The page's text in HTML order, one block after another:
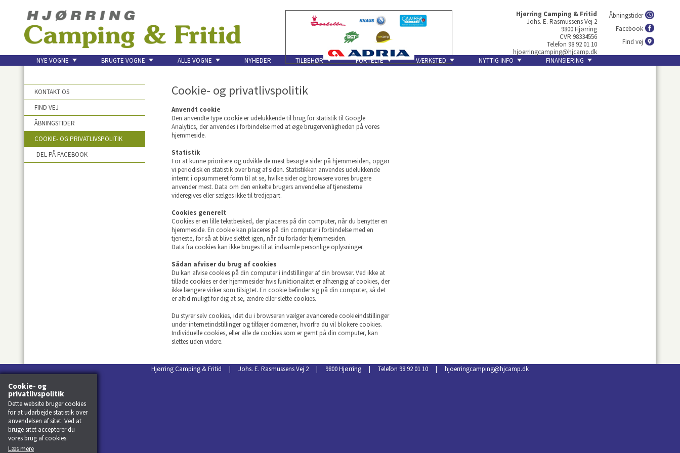
Hjørring Camping & Fritid
Johs. E. Rasmussens Vej 2
9800 Hjørring
CVR 98334556
Telefon 98 92 01 10
hjoerringcamping@hjcamp.dk
Åbningstider
Facebook
Find vej
NYE VOGNE BRUGTE VOGNE ALLE VOGNE NYHEDER TILBEHØR FORTELTE VÆRKSTED NYTTIG INFO
FINANSIERING
KONTAKT OS
FIND VEJ
ÅBNINGSTIDER
COOKIE- OG PRIVATLIVSPOLITIK
DEL PÅ FACEBOOK
Cookie- og privatlivspolitik
Anvendt cookie
Den anvendte type cookie er udelukkende til brug for statistik til Google
Analytics, der anvendes i forbindelse med at øge brugervenligheden på vores
hjemmeside.
Statistik
For at kunne prioritere og udvikle de mest besøgte sider på hjemmesiden, opgør
vi periodisk en statistik over brug af siden. Statistikken anvendes udelukkende
internt i opsummeret form til at se, hvilke sider og browsere vores brugere
anvender mest. Data om den enkelte brugers anvendelse af tjenesterne
videregives eller sælges ikke til tredjepart.
Cookies generelt
Cookies er en lille tekstbesked, der placeres på din computer, når du benytter en
hjemmeside. En cookie kan placeres på din computer i forbindelse med en
tjeneste, for så at blive slettet igen, når du forlader hjemmesiden.
Data fra cookies kan ikke bruges til at indsamle personlige oplysninger.
Sådan afviser du brug af cookies
Du kan afvise cookies på din computer i indstillinger af din browser. Ved ikke at
tillade cookies er der hjemmesider hvis funktionalitet er afhængig af cookies, der
ikke længere virker som tilsigtet. En cookie befinder sig på din computer, så det
er altid muligt for dig at se, ændre eller slette cookies.
Du styrer selv cookies, idet du i browseren vælger avancerede cookieindstillinger
under internetindstillinger og tilføjer domæner, hvorfra du vil blokere cookies.
Individuelle cookies, eller alle de cookies som er gemt på din computer, kan
slettes uden videre.
Hjørring Camping & Fritid | Johs. E. Rasmussens Vej 2 | 9800 Hjørring | Telefon 98 92 01 10 | hjoerringcamping@hjcamp.dk
Cookie- og
privatlivspolitik
Dette website bruger cookies
for at udarbejde statistik over
anvendelsen af sitet. Ved at
bruge sitet accepterer du
vores brug af cookies.
Læs mere